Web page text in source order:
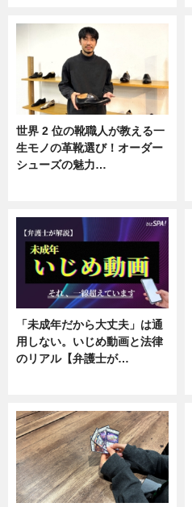
世界 2 位の靴職人が教える一
生モノの革靴選び！オーダー
シューズの魅力…
「未成年だから大丈夫」は通
用しない。いじめ動画と法律
のリアル【弁護士が…